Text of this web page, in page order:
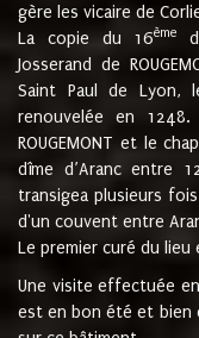
gère les vicaire de
La copie du 16ème
Josserand de
Saint Paul de Lyon,
renouvelée en
ROUGEMONT et le
dîme d’Aranc entre
transigea plusieurs
d'un couvent entre
Le premier curé du lieu
Une visite effectuée
est en bon été et bien